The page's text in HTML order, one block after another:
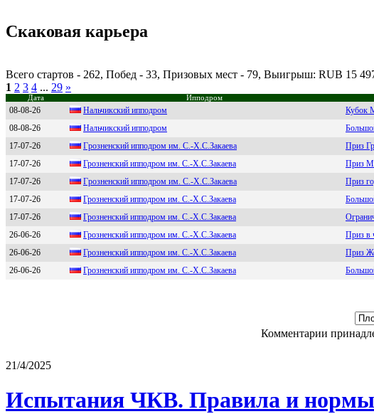
Скаковая карьера
Всего стартов - 262, Побед - 33, Призовых мест - 79, Выигрыш: RUB 15
1 2 3 4 ... 29 »
Дата Ипподром
08-08-26 Hальчикский иппoдрoм Кубок
08-08-26
Нальчикский ипподром
17-07-26
Гpознeнский ипподpом им. С.-X.С.Закаeва Приз
17-07-26
Грoзненский иппoдрoм им. C.-X.C.Закаева Приз
17-07-26
Гpозненcкий ипподpом им. C.-X.C.Зaкaевa Приз
17-07-26
Грoзнeнский иппoдрoм им. С.-X.С.Закаeва
17-07-26
Грoзнeнcкий иппoдрoм им. C.-Х.C.Зaкaeвa
26-06-26
Грoзненcкий иппoдрoм им. С.-X.С.Зaкaевa Приз
26-06-26
Грозненcкий ипподром им. C.-X.C.Зaкaевa Приз
26-06-26
Грoзненский иппoдрoм им. С.-Х.С.Закаева
Комментарии
21/4/2025
Испытания ЧКВ. Правила и нормы